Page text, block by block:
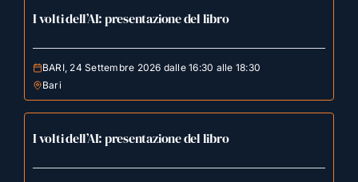
I volti dell’AI: presentazione del libro
BARI, 24 Settembre 2026 dalle 16:30 alle 18:30
Bari
I volti dell’AI: presentazione del libro